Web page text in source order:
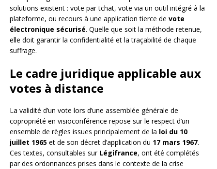
solutions existent : vote par tchat, vote via un outil intégré à la
plateforme, ou recours à une application tierce de vote
électronique sécurisé. Quelle que soit la méthode retenue,
elle doit garantir la confidentialité et la traçabilité de chaque
suffrage.
Le cadre juridique applicable aux
votes à distance
La validité d’un vote lors d’une assemblée générale de
copropriété en visioconférence repose sur le respect d’un
ensemble de règles issues principalement de la loi du 10
juillet 1965 et de son décret d’application du 17 mars 1967.
Ces textes, consultables sur Légifrance, ont été complétés
par des ordonnances prises dans le contexte de la crise